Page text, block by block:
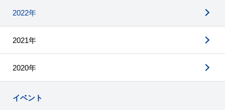
2022年
2021年
2020年
イベント